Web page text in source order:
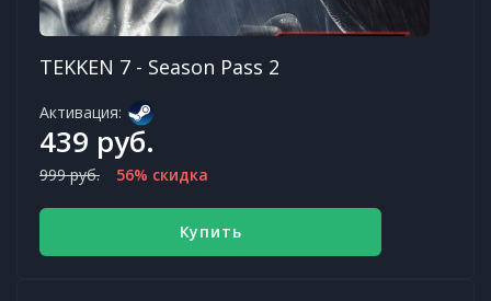
TEKKEN 7 - Season Pass 2
Активация:
439 руб.
999 руб. 56% скидка
Купить